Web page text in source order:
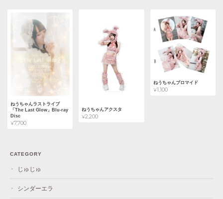
ねうちゃんラストライブ
「The Last Glow」Blu-ray
Disc
¥7,700
ねうちゃんアクスタ
¥2,200
ねうちゃんブロマイド
¥1,100
CATEGORY
じゅじゅ
シンダーエラ